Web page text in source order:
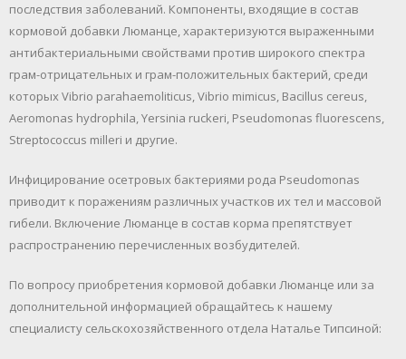
последствия заболеваний. Компоненты, входящие в состав
кормовой добавки Люманце, характеризуются выраженными
антибактериальными свойствами против широкого спектра
грам-отрицательных и грам-положительных бактерий, среди
которых Vibrio parahaemoliticus, Vibrio mimicus, Bacillus cereus,
Aeromonas hydrophila, Yersinia ruckeri, Pseudomonas fluorescens,
Streptococcus milleri и другие.
Инфицирование осетровых бактериями рода Pseudomonas
приводит к поражениям различных участков их тел и массовой
гибели. Включение Люманце в состав корма препятствует
распространению перечисленных возбудителей.
По вопросу приобретения кормовой добавки Люманце или за
дополнительной информацией обращайтесь к нашему
специалисту сельскохозяйственного отдела Наталье Типсиной: